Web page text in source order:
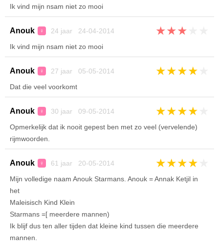
Ik vind mijn nsam niet zo mooi
Anouk ♀ 24 jaar 24-04-2014 ★★★
Ik vind mijn nsam niet zo mooi
Anouk ♀ 27 jaar 05-05-2014 ★★★★
Dat die veel voorkomt
Anouk ♀ 30 jaar 09-05-2014 ★★★★
Opmerkelijk dat ik nooit gepest ben met zo veel (vervelende)
rijmwoorden.
Anouk ♀ 61 jaar 20-05-2014 ★★★★
Mijn volledige naam Anouk Starmans. Anouk = Annak Ketjil in
het
Maleisisch Kind Klein
Starmans =[ meerdere mannen)
Ik blijf dus ten aller tijden dat kleine kind tussen die meerdere
mannen.